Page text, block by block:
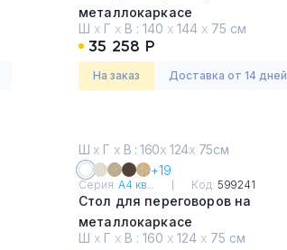
металлокаркасе
Дуб Шамони
Ш х Г х В : 140 х 144 х 75 см
35 258 Р
На заказ Доставка от 14 дней
Ш х Г х В : 160х 124х 75см
+19
Серия:А4 кв... Код: 599241
Стол для переговоров на
металлокаркасе
Белый премиум
Ш х Г х В : 160 х 124 х 75 см